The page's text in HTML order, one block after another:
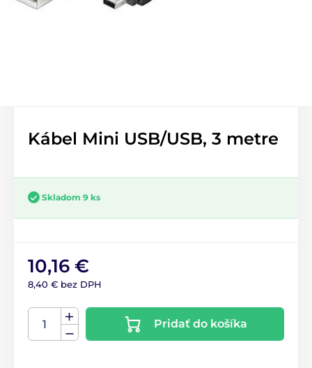
Kábel Mini USB/USB, 3 metre
Skladom 9 ks
10,16 €
8,40 € bez DPH
Pridať do košíka